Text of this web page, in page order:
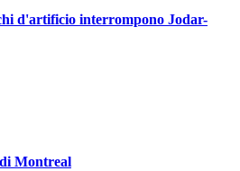
d'artificio interrompono Jodar-
Montreal